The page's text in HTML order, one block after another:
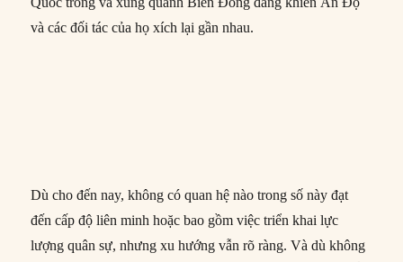
và các đối tác của họ xích lại gần nhau.
Dù cho đến nay, không có quan hệ nào trong số này đạt
đến cấp độ liên minh hoặc bao gồm việc triển khai lực
lượng quân sự, nhưng xu hướng vẫn rõ ràng. Và dù không